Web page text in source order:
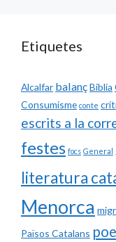
Etiquetes
Alcalfar balançBiblia
Consumisme conte
escrits a la
festes focs General
literatura
Menorca
Països Catalans